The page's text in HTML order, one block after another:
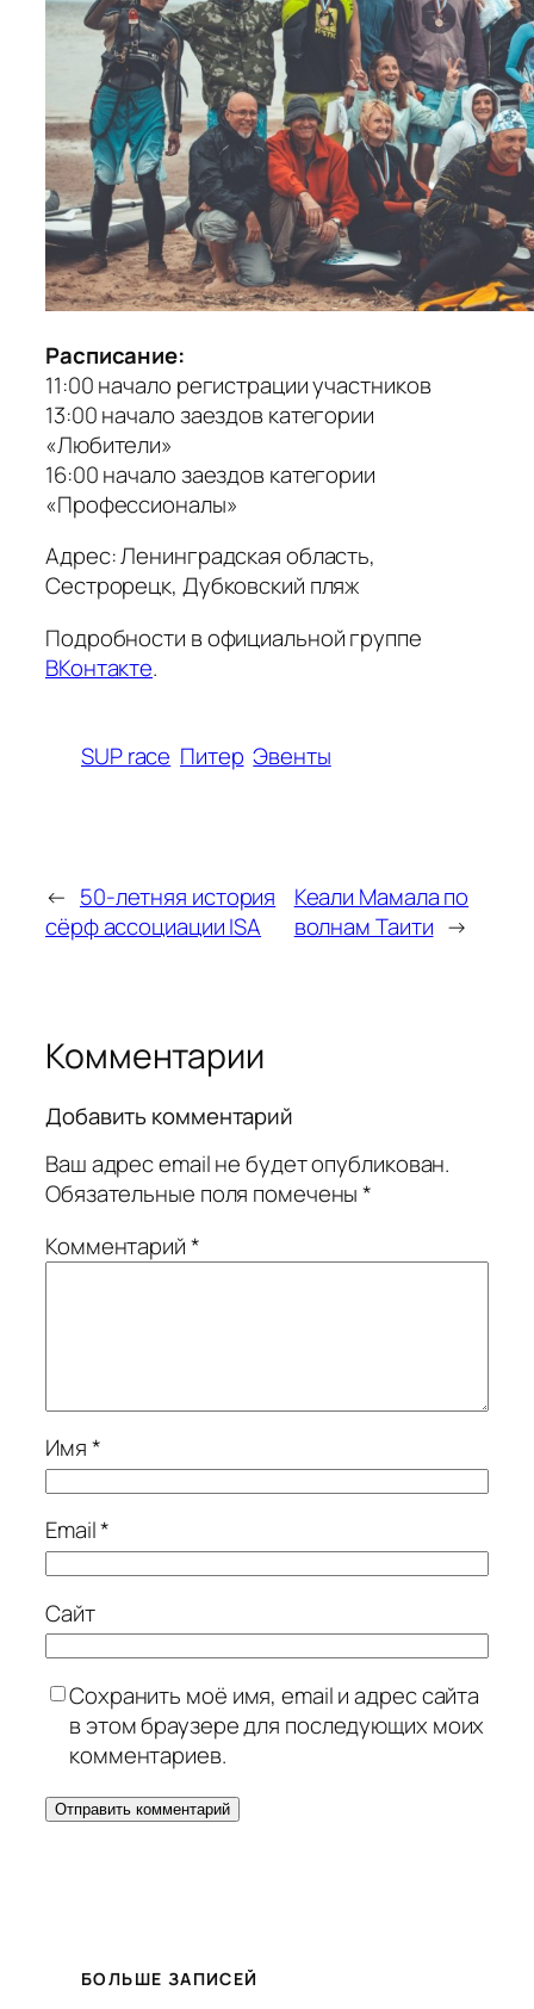
Расписание:
11:00 начало регистрации участников
13:00 начало заездов категории
«Любители»
16:00 начало заездов категории
«Профессионалы»
Адрес: Ленинградская область,
Сестрорецк, Дубковский пляж
Подробности в официальной группе
ВКонтакте.
SUP race Питер Эвенты
← 50-летняя история
сёрф ассоциации ISA
Кеали Мамала по
волнам Таити →
Комментарии
Добавить комментарий
Ваш адрес email не будет опубликован.
Обязательные поля помечены*
Комментарий*
Имя*
Email*
Сайт
Сохранить моё имя, email и адрес сайта
в этом браузере для последующих моих
комментариев.
БОЛЬШЕ ЗАПИСЕЙ